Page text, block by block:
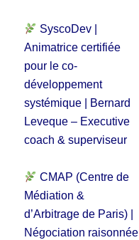
SyscoDev |
Animatrice certifiée
pour le co-
développement
systémique | Bernard
Leveque – Executive
coach & superviseur
CMAP (Centre de
Médiation &
d’Arbitrage de Paris) |
Négociation raisonnée